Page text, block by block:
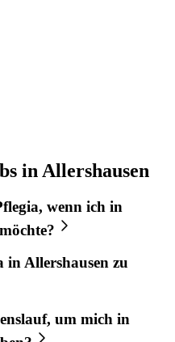
in Allershausen
, wenn ich in
inAllershausen zu
um mich in